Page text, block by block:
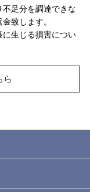
足分を調達できな
致します。
生じる損害につい
ら